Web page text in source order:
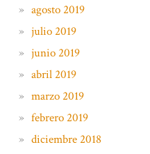
agosto 2019
julio 2019
junio 2019
abril 2019
marzo 2019
febrero 2019
diciembre 2018